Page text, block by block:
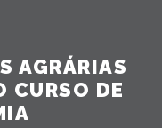
AGRÁRIAS
CURSO DE